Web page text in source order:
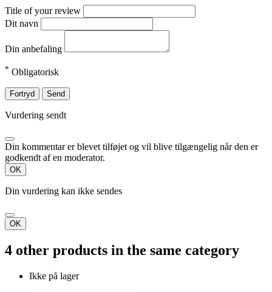
Title of your review
Dit navn
Din anbefaling
* Obligatorisk
Fortryd Send
Vurdering sendt
Din kommentar er blevet tilføjet og vil blive tilgængelig når den er
godkendt af en moderator.
OK
Din vurdering kan ikke sendes
OK
4 other products in the same category
Ikke på lager